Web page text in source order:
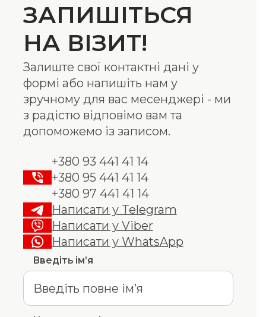
ЗАПИШІТЬСЯ
НА ВІЗИТ!
Залиште свої контактні дані у
формі або напишіть нам у
зручному для вас месенджері - ми
з радістю відповімо вам та
допоможемо із записом.
+380 93 441 41 14
+380 95 441 41 14
+380 97 441 41 14
Написати у Telegram
Написати у Viber
Написати у WhatsApp
Введіть ім’я